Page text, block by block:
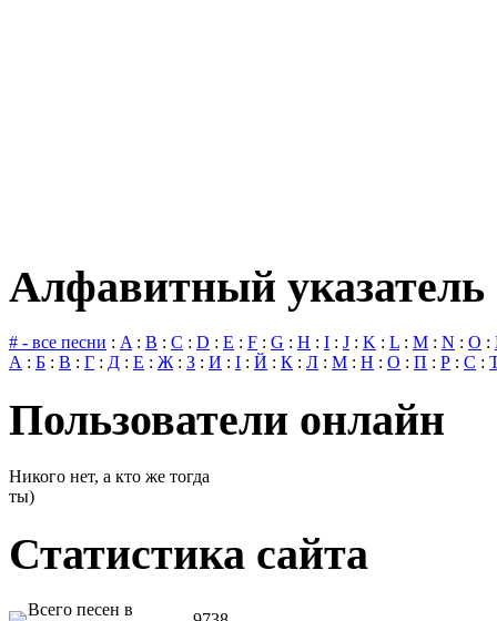
Алфавитный указатель
# - все песни : A: B : C : D : E : F : G : H : I : J : K : L : M : N : O :
А : Б : В : Г : Д : Е : Ж: З : И : І : Й : К : Л : М : Н : О : П : Р : С :
Пользователи онлайн
Никого нет, а кто же тогда
ты)
Статистика сайта
Всего песен в